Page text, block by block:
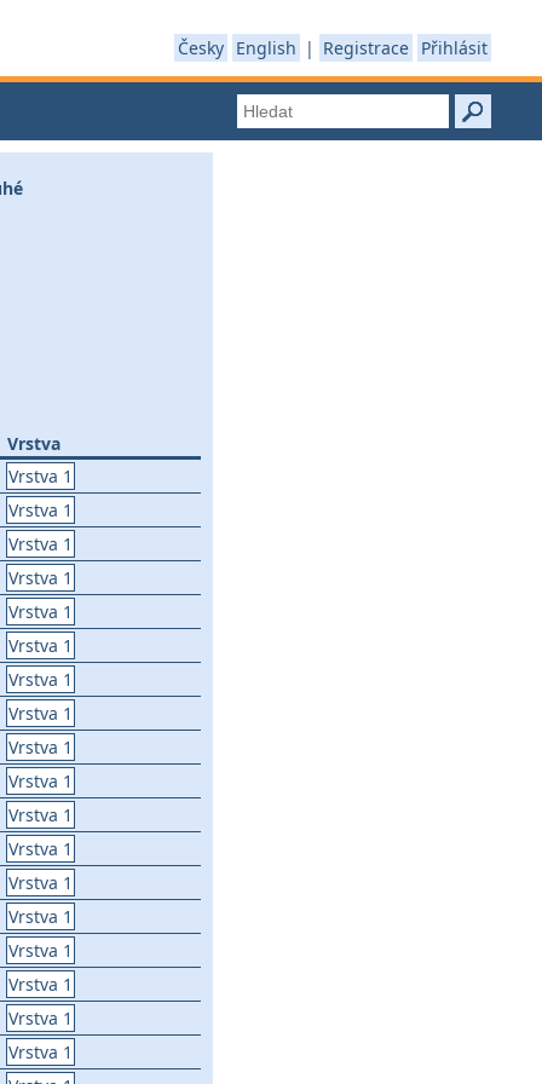
Česky English | Registrace Přihlásit
Vrstva
Vrstva 1
Vrstva 1
Vrstva 1
Vrstva 1
Vrstva 1
Vrstva 1
Vrstva 1
Vrstva 1
Vrstva 1
Vrstva 1
Vrstva 1
Vrstva 1
Vrstva 1
Vrstva 1
Vrstva 1
Vrstva 1
Vrstva 1
Vrstva 1